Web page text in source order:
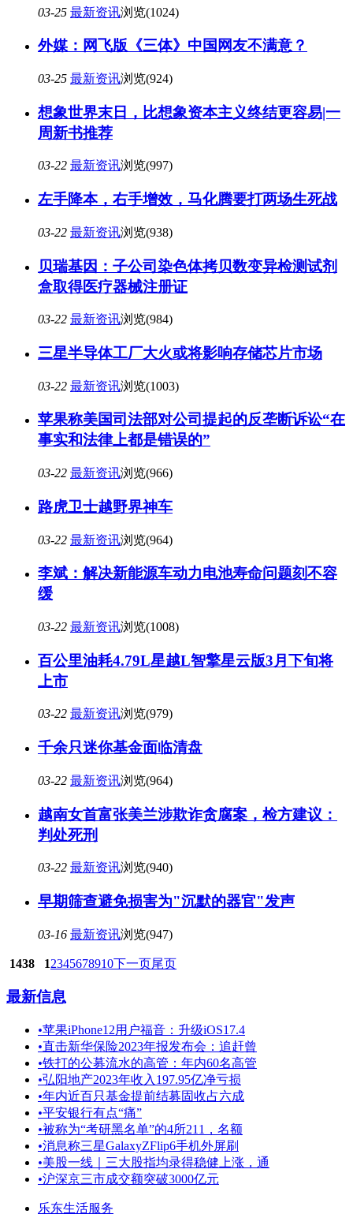
03-25 最新资讯浏览(1024)
外媒：网飞版《三体》中国网友不满意？
03-25 最新资讯浏览(924)
想象世界末日，比想象资本主义终结更容易|一
周新书推荐
03-22 最新资讯浏览(997)
左手降本，右手增效，马化腾要打两场生死战
03-22 最新资讯浏览(938)
贝瑞基因：子公司染色体拷贝数变异检测试剂
盒取得医疗器械注册证
03-22 最新资讯浏览(984)
三星半导体工厂大火或将影响存储芯片市场
03-22 最新资讯浏览(1003)
苹果称美国司法部对公司提起的反垄断诉讼“在
事实和法律上都是错误的”
03-22 最新资讯浏览(966)
路虎卫士越野界神车
03-22 最新资讯浏览(964)
李斌：解决新能源车动力电池寿命问题刻不容
缓
03-22 最新资讯浏览(1008)
百公里油耗4.79L星越L智擎星云版3月下旬将
上市
03-22 最新资讯浏览(979)
千余只迷你基金面临清盘
03-22 最新资讯浏览(964)
越南女首富张美兰涉欺诈贪腐案，检方建议：
判处死刑
03-22 最新资讯浏览(940)
早期筛查避免损害为"沉默的器官"发声
03-16 最新资讯浏览(947)
1438 12345678910下一页尾页
最新信息
•苹果iPhone12用户福音：升级iOS17.4
•直击新华保险2023年报发布会：追赶曾
•铁打的公募流水的高管：年内60名高管
•弘阳地产2023年收入197.95亿净亏损
•年内近百只基金提前结募固收占六成
•平安银行有点“痛”
•被称为“考研黑名单”的4所211，名额
•消息称三星GalaxyZFlip6手机外屏刷
•美股一线｜三大股指均录得稳健上涨，通
•沪深京三市成交额突破3000亿元
乐东生活服务